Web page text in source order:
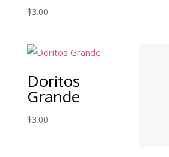
$3.00
Doritos
Grande
$3.00